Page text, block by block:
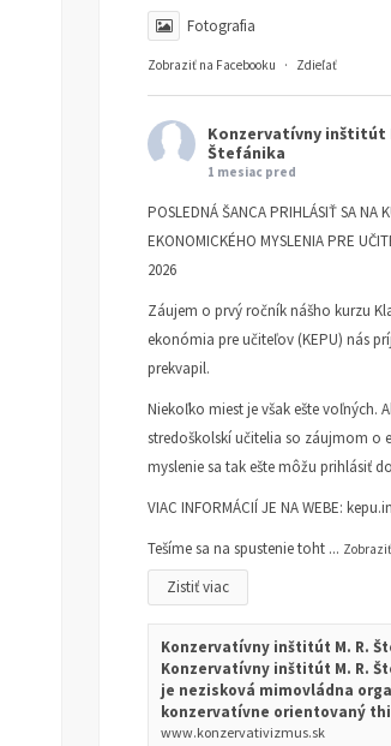
Fotografia
Zobraziť na Facebooku · Zdieľať
Konzervatívny inštitút
Štefánika
1 mesiac pred
POSLEDNÁ ŠANCA PRIHLÁSIŤ SA NA
EKONOMICKÉHO MYSLENIA PRE
2026
Záujem o prvý ročník nášho kurzu
ekonómia pre učiteľov (KEPU) nás
prekvapil.
Niekoľko miest je však ešte voľných.
stredoškolskí učitelia so záujmom o
myslenie sa tak ešte môžu prihlásiť
VIAC INFORMÁCIÍ JE NA WEBE:
Tešíme sa na spustenie toht ...
Zistiť viac
Konzervatívny inštitút M. R.
Konzervatívny inštitút M. R.
je nezisková mimovládna
konzervatívne orientovaný
www.konzervativizmus.sk